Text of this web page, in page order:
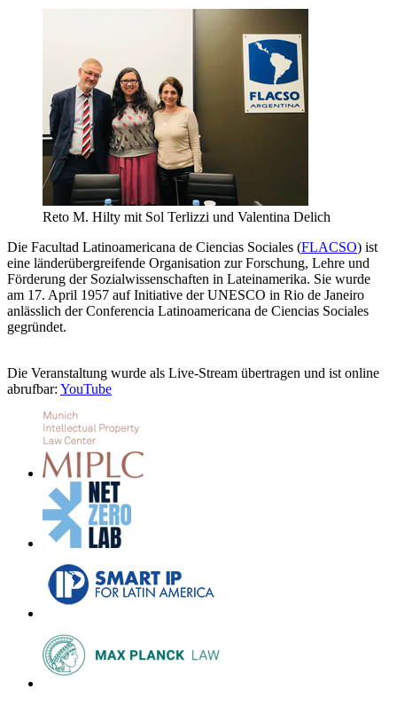
Reto M. Hilty mit Sol Terlizzi und Valentina Delich
Die Facultad Latinoamericana de Ciencias Sociales (FLACSO) ist
eine länderübergreifende Organisation zur Forschung, Lehre und
Förderung der Sozialwissenschaften in Lateinamerika. Sie wurde
am 17. April 1957 auf Initiative der UNESCO in Rio de Janeiro
anlässlich der Conferencia Latinoamericana de Ciencias Sociales
gegründet.
Die Veranstaltung wurde als Live-Stream übertragen und ist online
abrufbar: YouTube